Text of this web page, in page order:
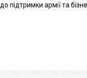
до підтримки армії та